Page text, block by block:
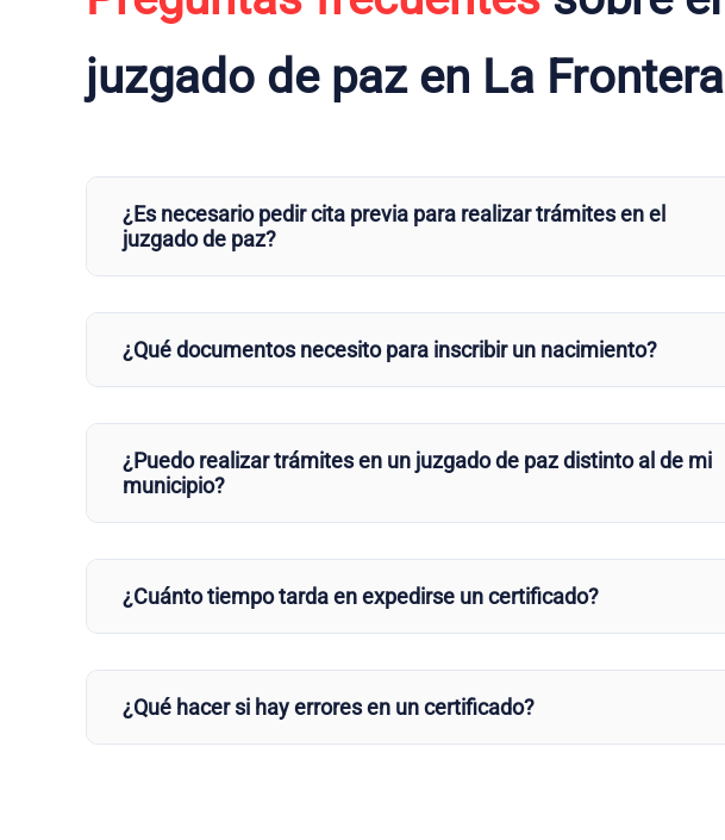
juzgado de paz en La Frontera
¿Es necesario pedir cita previa para realizar trámites en el
juzgado de paz?
¿Qué documentos necesito para inscribir un nacimiento?
¿Puedo realizar trámites en un juzgado de paz distinto al de mi
municipio?
¿Cuánto tiempo tarda en expedirse un certificado?
¿Qué hacer si hay errores en un certificado?